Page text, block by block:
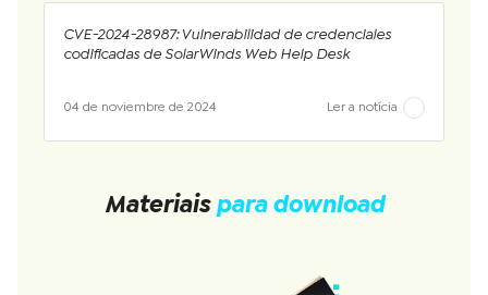
CVE-2024-28987: Vulnerabilidad de credenciales
codificadas de SolarWinds Web Help Desk
04 de noviembre de 2024 Ler a notícia
Materiais para download